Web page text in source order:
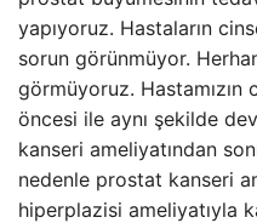
yapıyoruz. Hastaların
sorun görünmüyor.
görmüyoruz. Hastamızın
öncesi ile aynı şekilde
kanseri ameliyatından
nedenle prostat kanseri
hiperplazisi ameliyatıyla